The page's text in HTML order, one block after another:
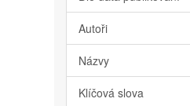
Autoři
Názvy
Klíčová slova